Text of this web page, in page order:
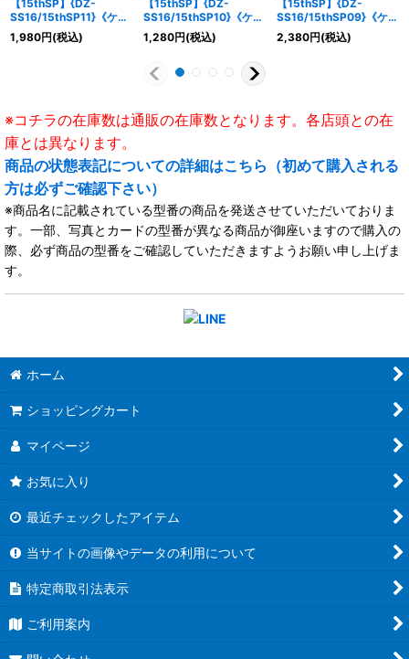
【15thSP】{DZ-
SS16/15thSP11}《ケテ
ルサンクチュアリ》
1,980円(税込)
【15thSP】{DZ-
SS16/15thSP10}《ケテ
ルサンクチュアリ》
1,280円(税込)
【15thSP】{DZ-
SS16/15thSP09}《ケテ
ルサンクチュアリ》
2,380円(税込)
※コチラの在庫数は通販の在庫数となります。各店頭との在
庫とは異なります。
商品の状態表記についての詳細はこちら（初めて購入される
方は必ずご確認下さい）
※商品名に記載されている型番の商品を発送させていただいておりま
す。一部、写真とカードの型番が異なる商品が御座いますので購入の
際、必ず商品の型番をご確認していただきますようお願い申し上げま
す。
ホーム
ショッピングカート
マイページ
お気に入り
最近チェックしたアイテム
当サイトの画像やデータの利用について
特定商取引法表示
ご利用案内